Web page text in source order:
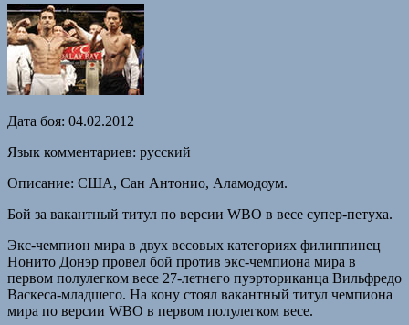
Дата боя: 04.02.2012
Язык комментариев: русский
Описание: США, Сан Антонио, Аламодоум.
Бой за вакантный титул по версии WBO в весе супер-петуха.
Экс-чемпион мира в двух весовых категориях филиппинец
Нонито Донэр провел бой против экс-чемпиона мира в
первом полулегком весе 27-летнего пуэрториканца Вильфредо
Васкеса-младшего. На кону стоял вакантный титул чемпиона
мира по версии WBO в первом полулегком весе.